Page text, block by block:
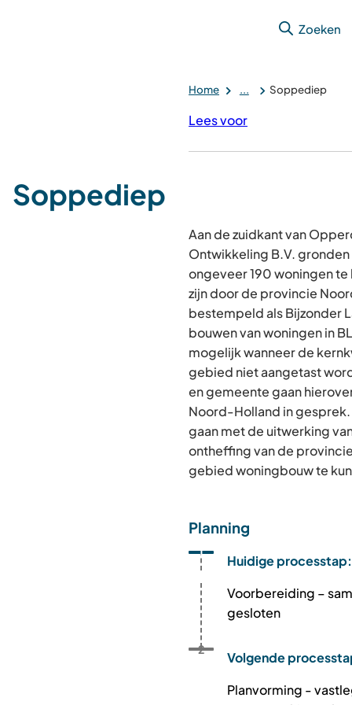
Zoeken
Home ... Soppediep
Lees voor
Soppediep
Aan de zuidkant van
Ontwikkeling B.V.
ongeveer 190 woningen
zijn door de provincie
bestempeld als Bijzonder
bouwen van woningen in
mogelijk wanneer de
gebied niet aangetast
en gemeente gaan
Noord-Holland in
gaan met de uitwerking
ontheffing van de
gebied woningbouw te
Planning
Huidige processtap:
Status: Actief
Opvolgingsnummer:
1
Voorbereiding –
gesloten
Volgende
Status: Toekomstig
Opvolgingsnummer:
2
Planvorming -